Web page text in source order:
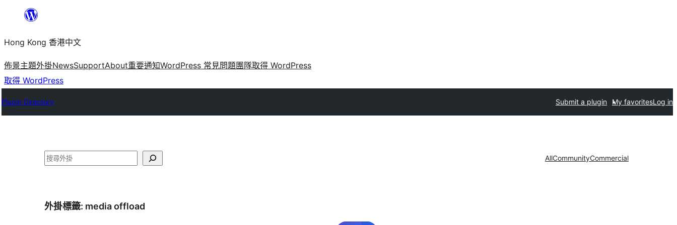
主
要
內
容
Hong Kong 香港中文
佈景主題外掛NewsSupportAbout重要通知WordPress 常見問題團隊取得 WordPress
取得 WordPress
Plugin Directory Submit a plugin My favoritesLog in
搜
AllCommunityCommercial
外掛標籤: media offload